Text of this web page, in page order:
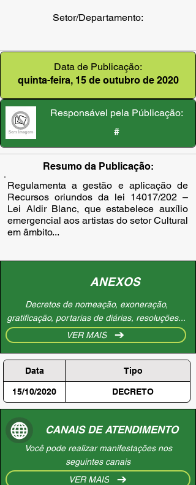
Setor/Departamento:
Data de Publicação:
quinta-feira, 15 de outubro de 2020
Responsável pela Públicação:
#
Resumo da Publicação:
Regulamenta a gestão e aplicação de
Recursos oriundos da lei 14017/202 –
Lei Aldir Blanc, que estabelece auxílio
emergencial aos artistas do setor Cultural
em âmbito...
ANEXOS
Decretos de nomeação, exoneração,
gratificação, portarias de diárias, resoluções...
VER MAIS
Data Tipo
15/10/2020 DECRETO
CANAIS DE ATENDIMENTO
Você pode realizar manifestações nos
seguintes canais
VER MAIS